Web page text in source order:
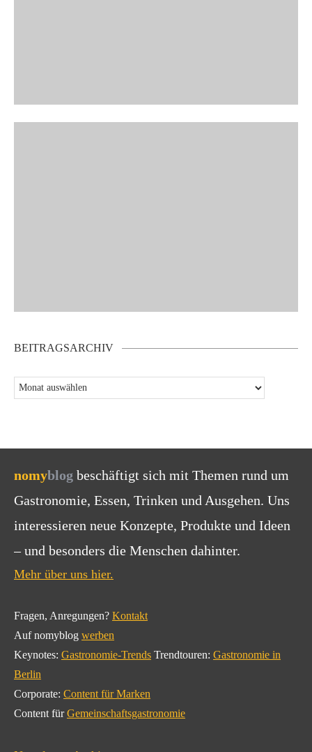
BEITRAGSARCHIV
nomyblog beschäftigt sich mit Themen rund um
Gastronomie, Essen, Trinken und Ausgehen. Uns
interessieren neue Konzepte, Produkte und Ideen
– und besonders die Menschen dahinter.
Mehr über uns hier.
Fragen, Anregungen? Kontakt
Auf nomyblog werben
Keynotes: Gastronomie-Trends Trendtouren: Gastronomie in
Berlin
Corporate: Content für Marken
Content fürGemeinschaftsgastronomie